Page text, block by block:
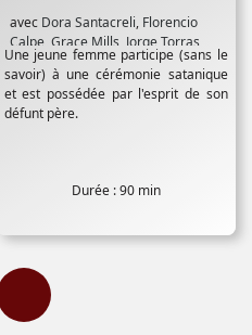
avec Dora Santacreli, Florencio
Calpe, Grace Mills Jorge Torras
Juan Llaneras,Juan Velilla,Luis
Induni ,María Kosti,Maria Perschy,
Marta Avilés,Paul Naschy,Roger
Leveder
Une jeune femme participe (sans le
savoir) à une cérémonie satanique
et est possédée par l'esprit de son
défunt père.
Durée : 90 min